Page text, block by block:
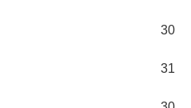
30
31